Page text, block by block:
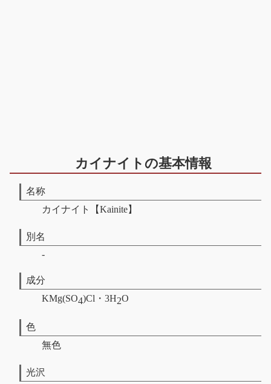
カイナイトの基本情報
名称
カイナイト【Kainite】
別名
-
成分
KMg(SO4)Cl・3H2O
色
無色
光沢